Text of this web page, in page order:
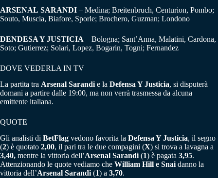
ARSENAL SARANDI – Medina; Breitenbruch, Centurion, Pombo;
Souto, Muscia, Biafore, Sporle; Brochero, Guzman; Londono
DENDESA Y JUSTICIA – Bologna; Sant’Anna, Malatini, Cardona,
Soto; Gutierrez; Solari, Lopez, Bogarin, Togni; Fernandez
DOVE VEDERLA IN TV
La partita tra Arsenal Sarandi e la Defensa Y Justicia, si disputerà
domani a partire dalle 19:00, ma non verrà trasmessa da alcuna
emittente italiana.
QUOTE
Gli analisti di BetFlag vedono favorita la Defensa Y Justicia, il segno
(2) è quotato 2,00, il pari tra le due compagini (X) si trova a lavagna a
3,40, mentre la vittoria dell’Arsenal Sarandi (1) è pagata 3,95.
Attenzionando le quote vediamo che William Hill e Snai danno la
vittoria dell’Arsenal Sarandi (1) a 3,70.